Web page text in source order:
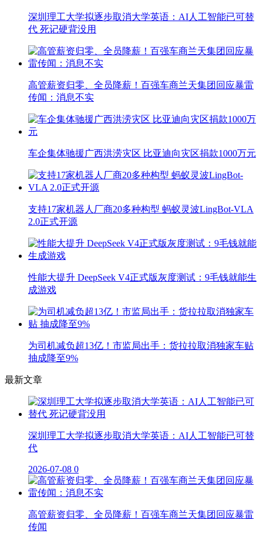
深圳理工大学拟逐步取消大学英语：AI人工智能已可替
代 死记硬背没用
高管薪资归零、全员降薪！百强车商兰天集团回应暴雷
传闻：消息不实
车企集体驰援广西洪涝灾区 比亚迪向灾区捐款1000万元
支持17家机器人厂商20多种构型 蚂蚁灵波LingBot-VLA
2.0正式开源
性能大提升 DeepSeek V4正式版灰度测试：9毛钱就能生
成游戏
为司机减负超13亿！市监局出手：货拉拉取消独家车贴
抽成降至9%
最新文章
深圳理工大学拟逐步取消大学英语：AI人工智能已可替
代
2026-07-08 0
高管薪资归零、全员降薪！百强车商兰天集团回应暴雷
传闻